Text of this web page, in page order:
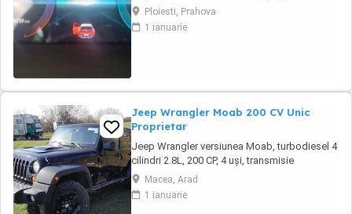
noua, nu are zgarieturi). Folosita doar la
naveta(30km zilnic). Nu are urme de uzura,
placutele si discurile nu sunt deloc uzate
Ploiesti, Prahova
1 ianuarie
Jeep Wrangler Moab 200 CV Unic
Proprietar
Jeep Wrangler versiunea Moab, turbodiesel 4
cilindri 2.8L, 200 CP, 4 uși, transmisie
automată 5 trepte, interior din piele neagră, se
remarcă prin capota ridicată, hardtop în
culoarea caroseriei, geamuri fumurii, trepte
Macea, Arad
1 ianuarie